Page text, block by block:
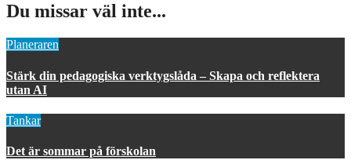
Du missar väl inte...
Planeraren
Stärk din pedagogiska verktygslåda – Skapa och reflektera
utan AI
Tankar
Det är sommar på förskolan